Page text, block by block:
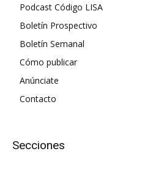
Podcast Código LISA
Boletín Prospectivo
Boletín Semanal
Cómo publicar
Anúnciate
Contacto
Secciones